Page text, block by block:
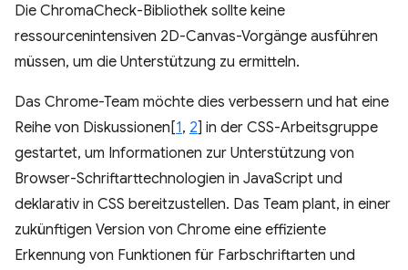
Die ChromaCheck-Bibliothek sollte keine
ressourcenintensiven 2D-Canvas-Vorgänge ausführen
müssen, um die Unterstützung zu ermitteln.
Das Chrome-Team möchte dies verbessern und hat eine
Reihe von Diskussionen[1, 2] in der CSS-Arbeitsgruppe
gestartet, um Informationen zur Unterstützung von
Browser-Schriftarttechnologien in JavaScript und
deklarativ in CSS bereitzustellen. Das Team plant, in einer
zukünftigen Version von Chrome eine effiziente
Erkennung von Funktionen für Farbschriftarten und